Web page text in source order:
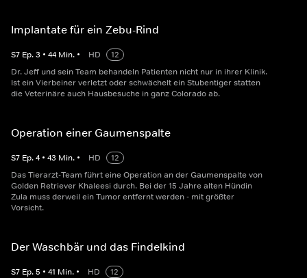
Implantate für ein Zebu-Rind
S7 Ep.3 • 44 Min. • HD
12
Dr. Jeff und sein Team behandeln Patienten nicht nur in ihrer Klinik.
Ist ein Vierbeiner verletzt oder schwächelt ein Stubentiger statten
die Veterinäre auch Hausbesuche in ganz Colorado ab.
Operation einer Gaumenspalte
S7 Ep.4 • 43 Min. • HD
12
Das Tierarzt-Team führt eine Operation an der Gaumenspalte von
Golden Retriever Khaleesi durch. Bei der 15 Jahre alten Hündin
Zula muss derweil ein Tumor entfernt werden - mit größter
Vorsicht.
Der Waschbär und das Findelkind
S7 Ep.5 • 41 Min. • HD
12